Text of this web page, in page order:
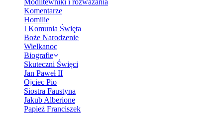
Modlitewniki i rozważania
Komentarze
Homilie
I Komunia Święta
Boże Narodzenie
Wielkanoc
Biografie
Skuteczni Święci
Jan Paweł II
Ojciec Pio
Siostra Faustyna
Jakub Alberione
Papież Franciszek